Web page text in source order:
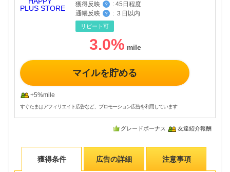
獲得反映
？ : 45日程度
通帳反映
？ : ３日以内
リピート可
3.0%
マイルを貯める
+5%mile
すぐたまはアフィリエイト広告など、プロモーション広告を利用しています
グレードボーナス 友達紹介報酬
獲得条件 広告の詳細 注意事項